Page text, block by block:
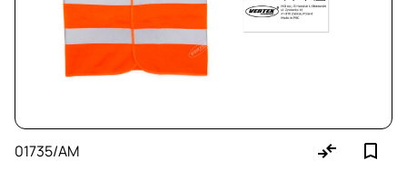
01735/AM